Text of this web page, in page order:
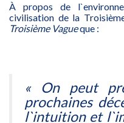
À propos de
civilisation de la
Troisième Vagueque :
« On peut
prochaines
l`intuition et